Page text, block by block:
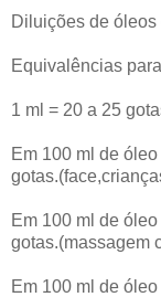
Diluições de
Equivalências
1 ml = 20 a 25
Em 100 ml de
Em 100 ml de
gotas.(massagem
Em 100 ml de